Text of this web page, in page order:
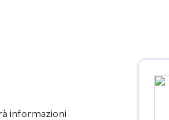
informazioni